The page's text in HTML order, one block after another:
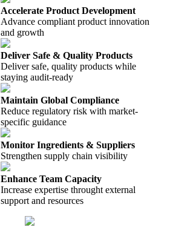
Accelerate Product Development
Advance compliant product innovation
and growth
Deliver Safe & Quality Products
Deliver safe, quality products while
staying audit-ready
Maintain Global Compliance
Reduce regulatory risk with market-
specific guidance
Monitor Ingredients & Suppliers
Strengthen supply chain visibility
Enhance Team Capacity
Increase expertise throught external
support and resources